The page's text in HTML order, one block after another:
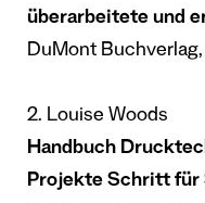
überarbeitete und
DuMont
2. Louise Woods
Handbuch
Projekte Schritt